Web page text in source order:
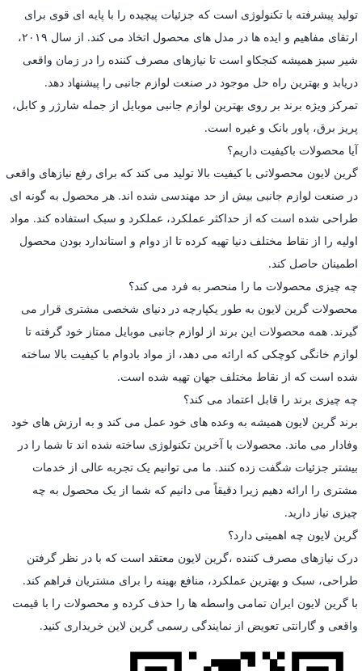
تولید پیشرفته با تکنولوژی است که جزئیات پیچیده را با پایه ای قوی برای
ارتقای مفاهیم و ایده ها در مدل های محصول اتخاذ می کند. از سال ۲۰۱۹،
شیر سبز همیشه کنجکاو است تا نیازهای مصرف کننده را در زمان واقعی
دریابد و بهترین راه حل موجود در صنعت لوازم جانبی را پیشنهاد دهد.
تمرکز ویژه برند بر روی بهترین لوازم جانبی موبایل از جمله شارژر و کابل،
پریز برق، پاور بانک و غیره است.
آیا محصولات باکیفیت داریم؟
گرین لایون محصولاتی با کیفیت بالا تولید می کند که برای رفع نیازهای واقعی
در صنعت لوازم جانبی بیش از حد مهندسی شده اند. هر محصول به گونه ای
طراحی شده است که از حداکثر عملکرد، عملکرد و سبک استفاده کند. مواد
اولیه را از نقاط مختلف دنیا تهیه کرده تا از دوام و استاندارد بودن محصول
اطمینان حاصل کند.
چه چیزی محصولات ما را منحصر به فرد می کند؟
محصولات گرین لایون به طور یکپارچه در دنیای شخصی مشتری قرار می
گیرند. همه محصولات این برند از لوازم جانبی موبایل ممتاز خود گرفته تا
لوازم خانگی کوچکی که ارائه می دهد، از مواد بادوام با کیفیت بالا ساخته
شده است که از نقاط مختلف جهان تهیه شده است.
چه چیزی برند را قابل اعتماد می کند؟
برند گرین لایون همیشه به وعده های خود عمل می کند و به ارزش های خود
وفادار می ماند. محصولات با آخرین تکنولوژی ساخته شده اند تا شما را در
بیشتر جزئیات شگفت زده کنند. ما می توانیم یک تجربه عالی از خدمات
مشتری را ارائه دهیم زیرا دقیقاً می دانیم که شما از یک محصول به چه
چیزی نیاز دارید.
گرین لایون چه اهمیتی دارد؟
درک نیازهای مصرف کننده ،گرین لایون معتقد است که با در نظر گرفتن
طراحی، سبک و بهترین عملکرد، منافع بهینه را برای مشتریان فراهم کند.
با گرین لایون ایران تمامی واسطه ها را حذف کرده و محصولات را با قیمت
واقعی و گارانتی تعویض از نمایندگی رسمی گرین لاین خریداری کنید.